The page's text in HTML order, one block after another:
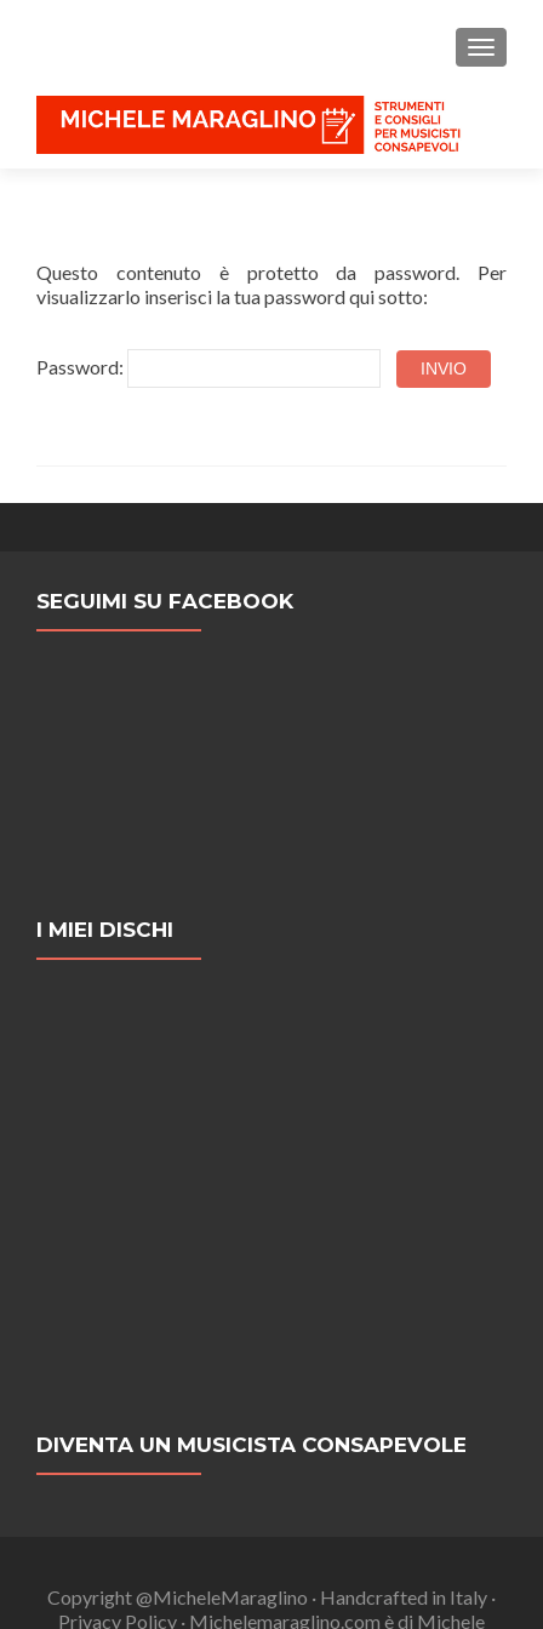
Questo contenuto è protetto da password. Per
visualizzarlo inserisci la tua password qui sotto:
Password:
SEGUIMI SU FACEBOOK
I MIEI DISCHI
DIVENTA UN MUSICISTA CONSAPEVOLE
Copyright @MicheleMaraglino · Handcrafted in Italy ·
Privacy Policy · Michelemaraglino.com è di Michele